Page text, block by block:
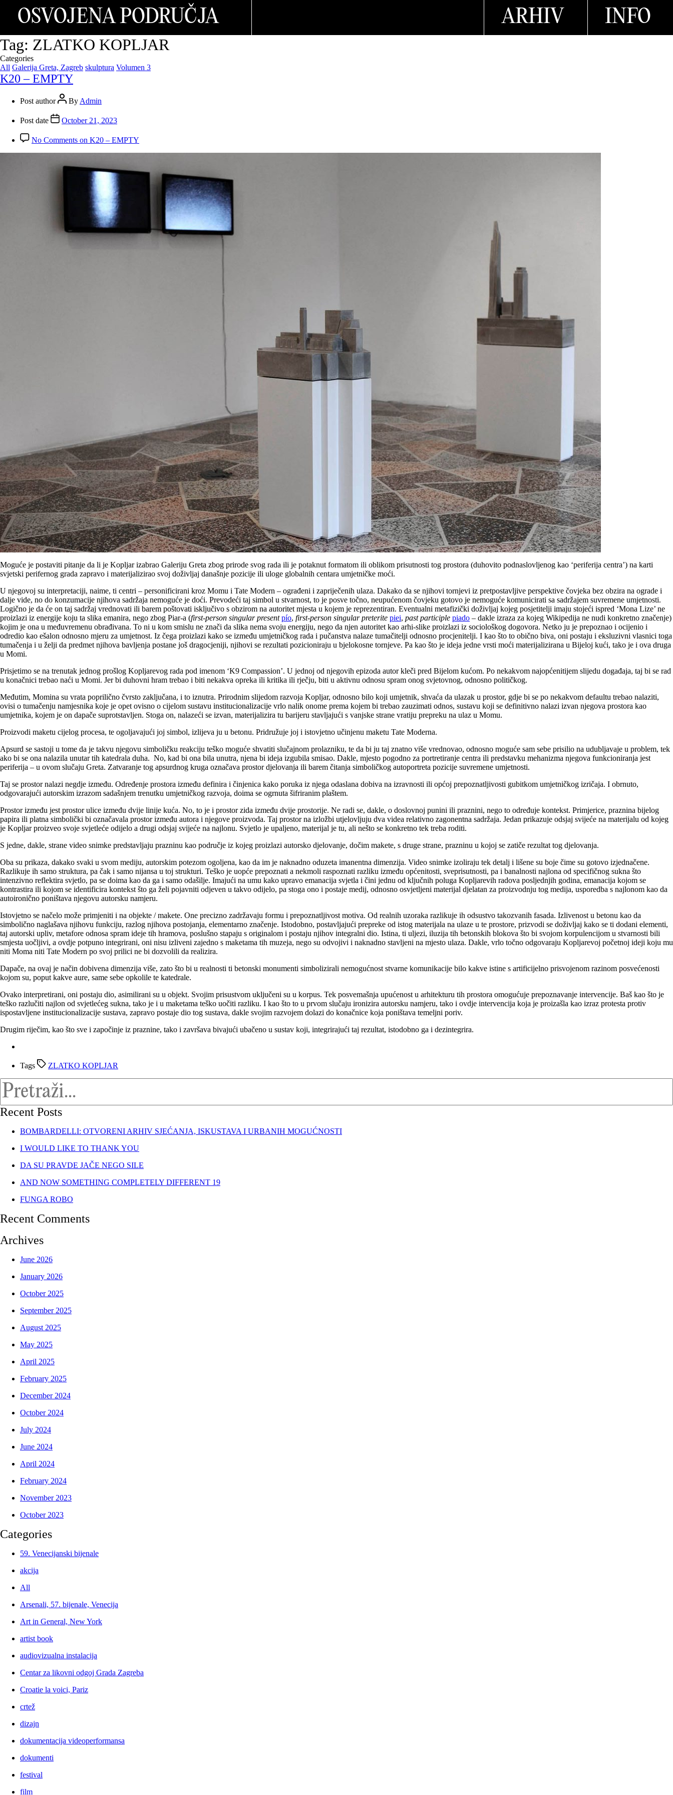
OSVOJENA PODRUČJA ARHIV INFO
Tag: ZLATKO KOPLJAR
Categories
All Galerija Greta, Zagreb skulptura Volumen 3
K20 – EMPTY
Post author By Admin
Post date October 21, 2023
No Comments on K20 – EMPTY
Moguće je postaviti pitanje da li je Kopljar izabrao Galeriju Greta zbog prirode svog rada ili je potaknut formatom ili oblikom prisutnosti tog prostora (duhovito podnaslovljenog kao ‘periferija centra’) na karti
svjetski perifernog grada zapravo i materijalizirao svoj doživljaj današnje pozicije ili uloge globalnih centara umjetničke moći.
U njegovoj su interpretaciji, naime, ti centri – personificirani kroz Momu i Tate Modern – ograđeni i zapriječenih ulaza. Dakako da se njihovi tornjevi iz pretpostavljive perspektive čovjeka bez obzira na ograde i
dalje vide, no do konzumacije njihova sadržaja nemoguće je doći. Prevodeći taj simbol u stvarnost, to je posve točno, neupućenom čovjeku gotovo je nemoguće komunicirati sa sadržajem suvremene umjetnosti.
Logično je da će on taj sadržaj vrednovati ili barem poštovati isključivo s obzirom na autoritet mjesta u kojem je reprezentiran. Eventualni metafizički doživljaj kojeg posjetitelji imaju stojeći ispred ‘Mona Lize’ ne
proizlazi iz energije koju ta slika emanira, nego zbog Piar-a ‎(first-person singular present pío, first-person singular preterite piei, past participle piado – dakle izraza za kojeg Wikipedija ne nudi konkretno značenje)
kojim je ona u međuvremenu obrađivana. To ni u kom smislu ne znači da slika nema svoju energiju, nego da njen autoritet kao arhi-slike proizlazi iz sociološkog dogovora. Netko ju je prepoznao i ocijenio i
odredio kao ešalon odnosno mjeru za umjetnost. Iz čega proizlazi kako se između umjetničkog rada i pučanstva nalaze tumačitelji odnosno procjenitelji. I kao što to obično biva, oni postaju i eksluzivni vlasnici toga
tumačenja i u želji da predmet njihova bavljenja postane još dragocjeniji, njihovi se rezultati pozicioniraju u bjelokosne tornjeve. Pa kao što je ideja jedne vrsti moći materijalizirana u Bijeloj kući, tako je i ova druga
u Momi.
Prisjetimo se na trenutak jednog prošlog Kopljarevog rada pod imenom ‘K9 Compassion’. U jednoj od njegovih epizoda autor kleči pred Bijelom kućom. Po nekakvom najopćenitijem slijedu događaja, taj bi se rad
u konačnici trebao naći u Momi. Jer bi duhovni hram trebao i biti nekakva opreka ili kritika ili rječju, biti u aktivnu odnosu spram onog svjetovnog, odnosno političkog.
Međutim, Momina su vrata poprilično čvrsto zaključana, i to iznutra. Prirodnim slijedom razvoja Kopljar, odnosno bilo koji umjetnik, shvaća da ulazak u prostor, gdje bi se po nekakvom defaultu trebao nalaziti,
ovisi o tumačenju namjesnika koje je opet ovisno o cijelom sustavu institucionalizacije vrlo nalik onome prema kojem bi trebao zauzimati odnos, sustavu koji se definitivno nalazi izvan njegova prostora kao
umjetnika, kojem je on dapače suprotstavljen. Stoga on, nalazeći se izvan, materijalizira tu barijeru stavljajući s vanjske strane vratiju prepreku na ulaz u Momu.
Proizvodi maketu cijelog procesa, te ogoljavajući joj simbol, izlijeva ju u betonu. Pridružuje joj i istovjetno učinjenu maketu Tate Moderna.
Apsurd se sastoji u tome da je takvu njegovu simboličku reakciju teško moguće shvatiti slučajnom prolazniku, te da bi ju taj znatno više vrednovao, odnosno moguće sam sebe prisilio na udubljavaje u problem, tek
ako bi se ona nalazila unutar tih katedrala duha. No, kad bi ona bila unutra, njena bi ideja izgubila smisao. Dakle, mjesto pogodno za portretiranje centra ili predstavku mehanizma njegova funkcioniranja jest
periferija – u ovom slučaju Greta. Zatvaranje tog apsurdnog kruga označava prostor djelovanja ili barem čitanja simboličkog autoportreta pozicije suvremene umjetnosti.
Taj se prostor nalazi negdje između. Određenje prostora između definira i činjenica kako poruka iz njega odaslana dobiva na izravnosti ili općoj prepoznatljivosti gubitkom umjetničkog izričaja. I obrnuto,
odgovarajući autorskim izrazom sadašnjem trenutku umjetničkog razvoja, doima se ogrnuta šifriranim plaštem.
Prostor između jest prostor ulice između dvije linije kuća. No, to je i prostor zida između dvije prostorije. Ne radi se, dakle, o doslovnoj punini ili praznini, nego to određuje kontekst. Primjerice, praznina bijelog
papira ili platna simbolički bi označavala prostor između autora i njegove proizvoda. Taj prostor na izložbi utjelovljuju dva videa relativno zagonentna sadržaja. Jedan prikazuje odsjaj svijeće na materijalu od kojeg
je Kopljar proizveo svoje svjetleće odijelo a drugi odsjaj svijeće na najlonu. Svjetlo je upaljeno, materijal je tu, ali nešto se konkretno tek treba roditi.
S jedne, dakle, strane video snimke predstavljaju prazninu kao područje iz kojeg proizlazi autorsko djelovanje, dočim makete, s druge strane, prazninu u kojoj se zatiče rezultat tog djelovanja.
Oba su prikaza, dakako svaki u svom mediju, autorskim potezom ogoljena, kao da im je naknadno oduzeta imanentna dimenzija. Video snimke izoliraju tek detalj i lišene su boje čime su gotovo izjednačene.
Razlikuje ih samo struktura, pa čak i samo nijansa u toj strukturi. Teško je uopće prepoznati a nekmoli raspoznati razliku između općenitosti, sveprisutnosti, pa i banalnosti najlona od specifičnog sukna što
intenzivno reflektira svjetlo, pa se doima kao da ga i samo odašilje. Imajući na umu kako upravo emanacija svjetla i čini jednu od ključnih poluga Kopljarevih radova posljednjih godina, emanacija kojom se
kontrastira ili kojom se identificira kontekst što ga želi pojavniti odjeven u takvo odijelo, pa stoga ono i postaje medij, odnosno osvjetljeni materijal djelatan za proizvodnju tog medija, usporedba s najlonom kao da
autoironično poništava njegovu autorsku namjeru.
Istovjetno se načelo može primjeniti i na objekte / makete. One precizno zadržavaju formu i prepoznatljivost motiva. Od realnih uzoraka razlikuje ih odsustvo takozvanih fasada. Izlivenost u betonu kao da
simbolično naglašava njihovu funkciju, razlog njihova postojanja, elementarno značenje. Istodobno, postavljajući prepreke od istog materijala na ulaze u te prostore, prizvodi se doživljaj kako se ti dodani elementi,
taj autorski upliv, metafore odnosa spram ideje tih hramova, poslušno stapaju s originalom i postaju njihov integralni dio. Istina, ti uljezi, iluzija tih betonskih blokova što bi svojom korpulencijom u stvarnosti bili
smjesta uočljivi, a ovdje potpuno integrirani, oni nisu izliveni zajedno s maketama tih muzeja, nego su odvojivi i naknadno stavljeni na mjesto ulaza. Dakle, vrlo točno odgovaraju Kopljarevoj početnoj ideji koju mu
niti Moma niti Tate Modern po svoj prilici ne bi dozvolili da realizira.
Dapače, na ovaj je način dobivena dimenzija više, zato što bi u realnosti ti betonski monumenti simbolizirali nemogućnost stvarne komunikacije bilo kakve istine s artificijelno prisvojenom razinom posvećenosti
kojom su, poput kakve aure, same sebe opkolile te katedrale.
Ovako interpretirani, oni postaju dio, asimilirani su u objekt. Svojim prisustvom uključeni su u korpus. Tek posvemašnja upućenost u arhitekturu tih prostora omogućuje prepoznavanje intervencije. Baš kao što je
teško razlučiti najlon od svjetlećeg sukna, tako je i u maketama teško uočiti razliku. I kao što to u prvom slučaju ironizira autorsku namjeru, tako i ovdje intervencija koja je proizašla kao izraz protesta protiv
ispostavljene institucionalizacije sustava, zapravo postaje dio tog sustava, dakle svojim razvojem dolazi do konačnice koja poništava temeljni poriv.
Drugim riječim, kao što sve i započinje iz praznine, tako i završava bivajući ubačeno u sustav koji, integrirajući taj rezultat, istodobno ga i dezintegrira.
Tags ZLATKO KOPLJAR
Recent Posts
BOMBARDELLI: OTVORENI ARHIV SJEĆANJA, ISKUSTAVA I URBANIH MOGUĆNOSTI
I WOULD LIKE TO THANK YOU
DA SU PRAVDE JAČE NEGO SILE
AND NOW SOMETHING COMPLETELY DIFFERENT 19
FUNGA ROBO
Recent Comments
Archives
June 2026
January 2026
October 2025
September 2025
August 2025
May 2025
April 2025
February 2025
December 2024
October 2024
July 2024
June 2024
April 2024
February 2024
November 2023
October 2023
Categories
59. Venecijanski bijenale
akcija
All
Arsenali, 57. bijenale, Venecija
Art in General, New York
artist book
audiovizualna instalacija
Centar za likovni odgoj Grada Zagreba
Croatie la voici, Pariz
crtež
dizajn
dokumentacija videoperformansa
dokumenti
festival
film